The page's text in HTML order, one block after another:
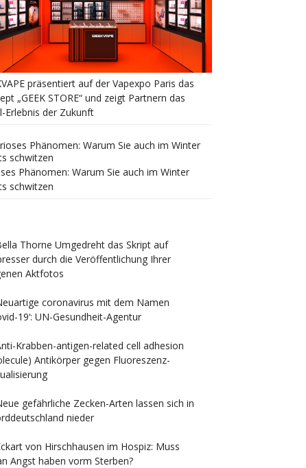
präsentiert auf der Vapexpo Paris das
„GEEK STORE“ und zeigt Partnern das
Erlebnis der Zukunft
Phänomen: Warum Sie auch im Winter
schwitzen
Thorne Umgedreht das Skript auf
durch die Veröffentlichung Ihrer
Aktfotos
coronavirus mit dem Namen
19‘: UN-Gesundheit-Agentur
Krabben-antigen-related cell adhesion
Antikörper gegen Fluoreszenz-
gefährliche Zecken-Arten lassen sich in
nieder
von Hirschhausen im Hospiz: Muss
Angst haben vorm Sterben?